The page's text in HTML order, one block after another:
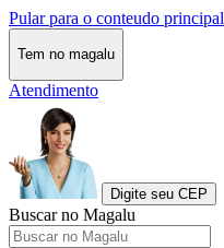
Pular para o conteudo principal
Tem no magalu
Atendimento
Digite seu CEP
Buscar no Magalu